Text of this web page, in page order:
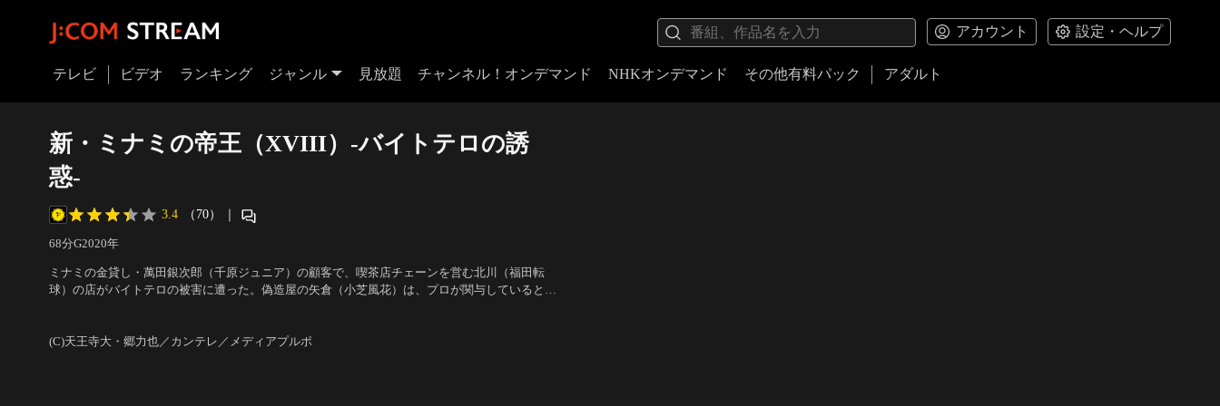
アカウント 設定・ヘルプ
テレビ ビデオ ランキング ジャンル 見放題 チャンネル！オンデマンド NHKオンデマンド その他有料パック アダルト
新・ミナミの帝王（XVIII）-バイトテロの誘
惑-
3.4 （70） ｜
68分G2020年
ミナミの金貸し・萬田銀次郎（千原ジュニア）の顧客で、喫茶店チェーンを営む北川（福田転
球）の店がバイトテロの被害に遭った。偽造屋の矢倉（小芝風花）は、プロが関与しているとし
(C)天王寺大・郷力也／カンテレ／メディアプルポ